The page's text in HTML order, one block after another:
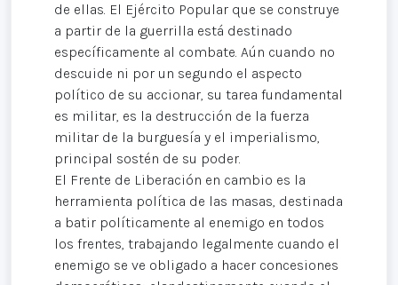
de ellas. El Ejército Popular que se construye
a partir de la guerrilla está destinado
específicamente al combate. Aún cuando no
descuide ni por un segundo el aspecto
político de su accionar, su tarea fundamental
es militar, es la destrucción de la fuerza
militar de la burguesía y el imperialismo,
principal sostén de su poder.
El Frente de Liberación en cambio es la
herramienta política de las masas, destinada
a batir políticamente al enemigo en todos
los frentes, trabajando legalmente cuando el
enemigo se ve obligado a hacer concesiones